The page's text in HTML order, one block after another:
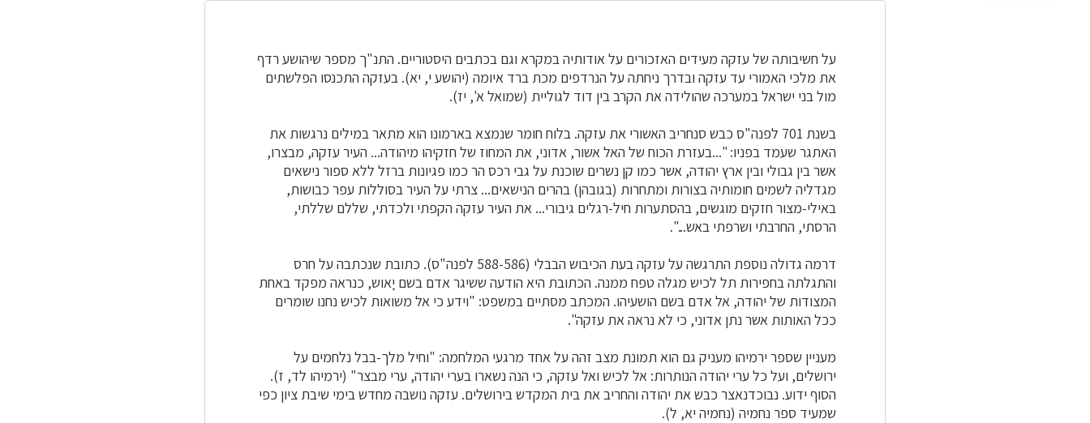
על חשיבותה של עזקה מעידים האזכורים על אודותיה במקרא וגם בכתבים היסטוריים. התנ"ך מספר שיהושע רדף
את מלכי האמורי עד עזקה ובדרך ניחתה על הנרדפים מכת ברד איומה (יהושע י, יא). בעזקה התכנסו הפלשתים
מול בני ישראל במערכה שהולידה את הקרב בין דוד לגוליית (שמואל א', יז).
בשנת 701 לפנה"ס כבש סנחריב האשורי את עזקה. בלוח חומר שנמצא בארמונו הוא מתאר במילים נרגשות את
האתגר שעמד בפניו: "...בעזרת הכוח של האל אשור, אדוני, את המחוז של חזקיהו מיהודה... העיר עזקה, מבצרו,
אשר בין גבולי ובין ארץ יהודה, אשר כמו קן נשרים שוכנת על גבי רכס הר כמו פגיונות ברזל ללא ספור נישאים
מגדליה לשמים חומותיה בצורות ומתחרות (בגובהן) בהרים הנישאים... צרתי על העיר בסוללות עפר כבושות,
באילי-מצור חזקים מוגשים, בהסתערות חיל-רגלים גיבורי... את העיר עזקה הקפתי ולכדתי, שללם שללתי,
הרסתי, החרבתי ושרפתי באש...".
דרמה גדולה נוספת התרגשה על עזקה בעת הכיבוש הבבלי (588­-586 לפנה"ס). כתובת שנכתבה על חרס
והתגלתה בחפירות תל לכיש מגלה טפח ממנה. הכתובת היא הודעה ששיגר אדם בשם יָאוש, כנראה מפקד באחת
המצודות של יהודה, אל אדם בשם הושעיהו. המכתב מסתיים במשפט: "וידע כי אל משואות לכיש נחנו שומרים
ככל האותות אשר נתן אדוני, כי לא נראה את עזקה".
מעניין שספר ירמיהו מעניק גם הוא תמונת מצב זהה על אחד מרגעי המלחמה: "וחיל מלך-בבל נלחמים על
ירושלים, ועל כל ערי יהודה הנותרות: אל לכיש ואל עזקה, כי הנה נשארו בערי יהודה, ערי מבצר" (ירמיהו לד, ז).
הסוף ידוע. נבוכדנאצר כבש את יהודה והחריב את בית המקדש בירושלים. עזקה נושבה מחדש בימי שיבת ציון כפי
שמעיד ספר נחמיה (נחמיה יא, ל).